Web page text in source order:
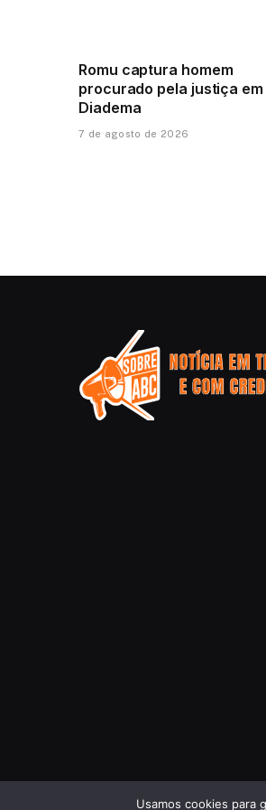
Romu captura homem
procurado pela justiça em
Diadema
7 de agosto de 2026
Usamos cookies para